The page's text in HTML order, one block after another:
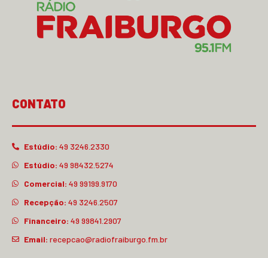
CONTATO
Estúdio: 49 3246.2330
Estúdio: 49 98432.5274
Comercial: 49 99199.9170
Recepção: 49 3246.2507
Financeiro: 49 99841.2907
Email: recepcao@radiofraiburgo.fm.br